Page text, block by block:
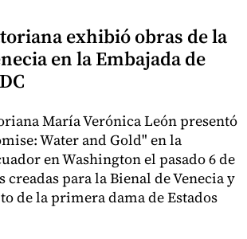
exhibió obras de la
en la Embajada de
María Verónica León presentó
Water and Gold" en la
en Washington el pasado 6 de
creadas para la Bienal de Venecia y
de la primera dama de Estados